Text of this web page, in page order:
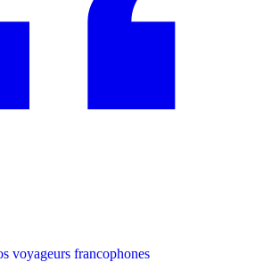
voyageurs francophones